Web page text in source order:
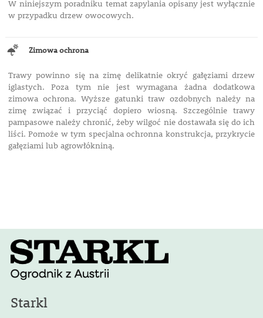
W niniejszym poradniku temat zapylania opisany jest wyłącznie
w przypadku drzew owocowych.
Zimowa ochrona
Trawy powinno się na zimę delikatnie okryć gałęziami drzew
iglastych. Poza tym nie jest wymagana żadna dodatkowa
zimowa ochrona. Wyższe gatunki traw ozdobnych należy na
zimę związać i przyciąć dopiero wiosną. Szczególnie trawy
pampasowe należy chronić, żeby wilgoć nie dostawała się do ich
liści. Pomoże w tym specjalna ochronna konstrukcja, przykrycie
gałęziami lub agrowłókniną.
Starkl